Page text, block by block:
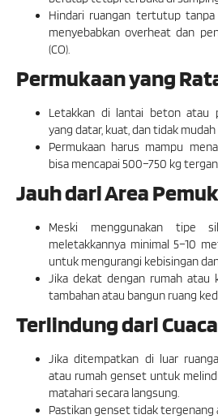
Hindari ruangan tertutup
menyebabkan overheat dan
(CO).
Permukaan yang
Letakkan di lantai beton atau
yang datar, kuat, dan tidak
Permukaan harus mampu
bisa mencapai 500–750 kg
Jauh dari Area
Meski menggunakan tipe
meletakkannya minimal 5–10
untuk mengurangi kebisingan
Jika dekat dengan rumah atau
tambahan atau bangun ruang
Terlindung dari
Jika ditempatkan di luar
atau rumah genset untuk
matahari secara langsung.
Pastikan genset tidak tergenang